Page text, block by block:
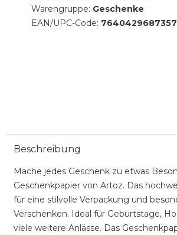
Warengruppe: Geschenke
EAN/UPC-Code: 7640429687357
Beschreibung
Mache jedes Geschenk zu etwas
Geschenkpapier von Artoz. Das
für eine stilvolle Verpackung und
Verschenken. Ideal für Geburtstage,
viele weitere Anlässe. Das